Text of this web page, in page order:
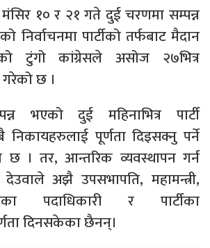
१० र २१ गते दुई चरणमा सम्पन्न
निर्वाचनमा पार्टीको तर्फबाट मैदान
टुंगो कांग्रेसले असोज २७भित्र
छ ।
भएको दुई महिनाभित्र पार्टी
निकायहरुलाई पूर्णता दिइसक्नु पर्ने
छ । तर, आन्तरिक व्यवस्थापन गर्न
अझै उपसभापति, महामन्त्री,
पदाधिकारी र पार्टीका
दिनसकेका छैनन्।